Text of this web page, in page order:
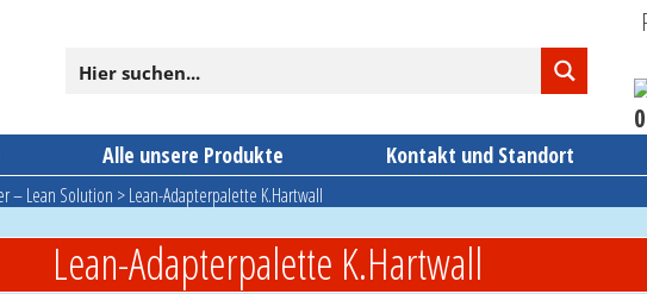
Alle unsere Produkte Kontakt und Standort
– Lean Solution >Lean-Adapterpalette K.Hartwall
Lean-Adapterpalette K.Hartwall